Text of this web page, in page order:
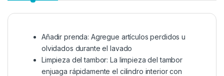
Añadir prenda: Agregue artículos perdidos u
olvidados durante el lavado
Limpieza del tambor: La limpieza del tambor
enjuaga rápidamente el cilindro interior con